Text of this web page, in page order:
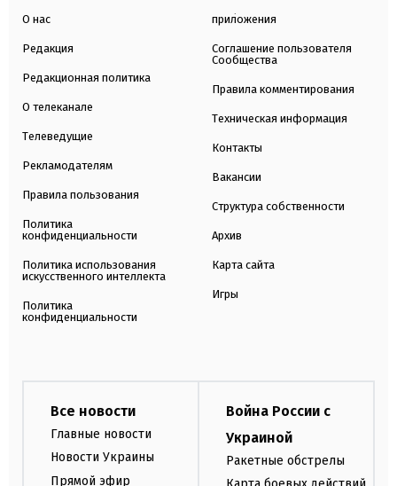
О нас
Редакция
Редакционная политика
О телеканале
Телеведущие
Рекламодателям
Правила пользования
Политика
конфиденциальности
Политика использования
искусственного интеллекта
Политика
конфиденциальности
приложения
Соглашение пользователя
Сообщества
Правила комментирования
Техническая информация
Контакты
Вакансии
Структура собственности
Архив
Карта сайта
Игры
Все новости
Главные новости
Новости Украины
Прямой эфир
Война России с
Украиной
Ракетные обстрелы